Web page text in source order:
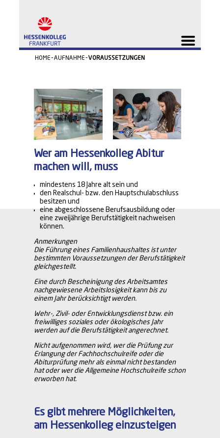
HOME AUFNAHME VORAUSSETZUNGEN
Wer am Hessenkolleg Abitur
machen will, muss
mindestens 18 Jahre alt sein und
den Realschul- bzw. den Hauptschulabschluss
besitzen und
eine abgeschlossene Berufsausbildung oder
eine zweijährige Berufstätigkeit nachweisen
können.
Anmerkungen
Die Führung eines Familienhaushaltes ist unter
bestimmten Voraussetzungen der Berufstätigkeit
gleichgestellt.
Eine durch Bescheinigung des Arbeitsamtes
nachgewiesene Arbeitslosigkeit kann bis zu
einem Jahr berücksichtigt werden.
Wehr-, Zivil- oder Entwicklungsdienst bzw. ein
freiwilliges soziales oder ökologisches Jahr
werden auf die Berufstätigkeit angerechnet.
Nicht aufgenommen wird, wer die Prüfung zur
Erlangung der Fachhochschulreife oder die
Abiturprüfung mehr als einmal nicht bestanden
hat oder wer die Allgemeine Hochschulreife schon
erworben hat.
Es gibt mehrere Möglichkeiten,
am Hessenkolleg einzusteigen